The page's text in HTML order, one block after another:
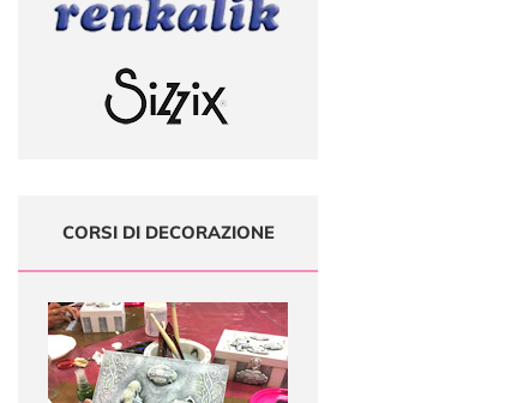
CORSI DI DECORAZIONE